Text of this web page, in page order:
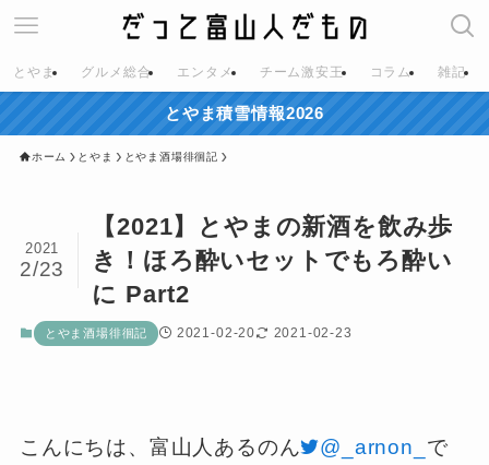
とやま グルメ総合 エンタメ チーム激安王 コラム 雑記
とやま積雪情報2026
ホーム とやま とやま酒場徘徊記
【2021】とやまの新酒を飲み歩
き！ほろ酔いセットでもろ酔い
に Part2
2021
2/23
とやま酒場徘徊記 2021-02-20 2021-02-23
こんにちは、富山人あるのん @_arnon_ で